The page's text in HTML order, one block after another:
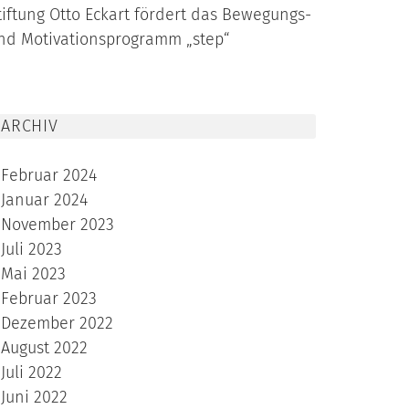
Otto Eckart fördert das Bewegungs-
Motivationsprogramm „step“
ARCHIV
Februar 2024
Januar 2024
November 2023
Juli 2023
Mai 2023
Februar 2023
Dezember 2022
August 2022
Juli 2022
Juni 2022